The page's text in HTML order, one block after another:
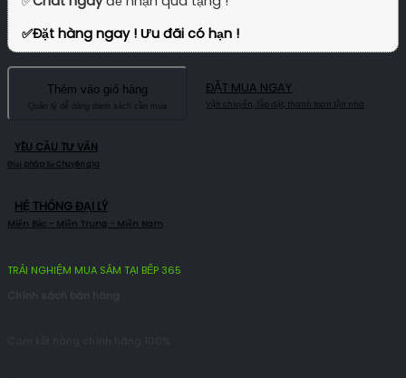
✅Đặt hàng ngay ! Ưu đãi có hạn !
Thêm vào giỏ hàng ĐẶT MUA NGAY
YÊU CẦU TƯ VẤN
HỆ THỐNG ĐẠI LÝ
TRẢI NGHIỆM MUA SẮM TẠI BẾP 365
Chính sách bán hàng